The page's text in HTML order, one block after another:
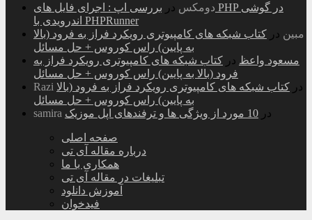
دومکس در بررسی اپ : اجرای فایل های PHP در گوشی
اندرویدی با PHPRunner
مبین در کتاب شبکه های کامپیوتری رویکرد فراز به فرود (بالا
به پایین) راس کوروس + حل مسائل
مسعود واعظ در کتاب شبکه های کامپیوتری رویکرد فراز به
فرود (بالا به پایین) راس کوروس + حل مسائل
Razi
در کتاب شبکه های کامپیوتری رویکرد فراز به فرود (بالا
به پایین) راس کوروس + حل مسائل
samira
در 10 مورد از ویژگی ها و ترفندهای اپل موزیک
صفحه اصلی
درباره مقاله آی تی
همکاری با ما
تبلیغات در مقاله آی تی
آموزش دانلود
فیدخوان